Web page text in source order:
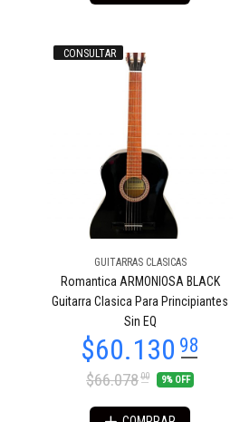
CONSULTAR
GUITARRAS CLASICAS
Romantica ARMONIOSA BLACK
Guitarra Clasica Para Principiantes
Sin EQ
$66.07800 9% OFF
$159.678
$352.07445 $375.859